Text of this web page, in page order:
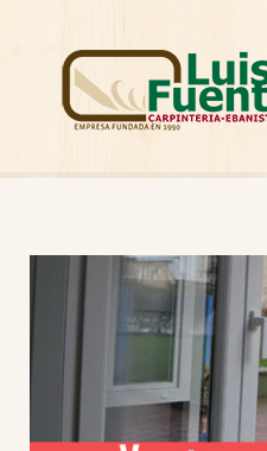
ARMARIOS DE MADERA
CASAS DE MADERA
ESCALERAS DE MADERA
ESTRUCTURAS DE MADERA
PUERTAS DE MADERA
SUELOS DE MADERA
TRABAJOS A MEDIDA